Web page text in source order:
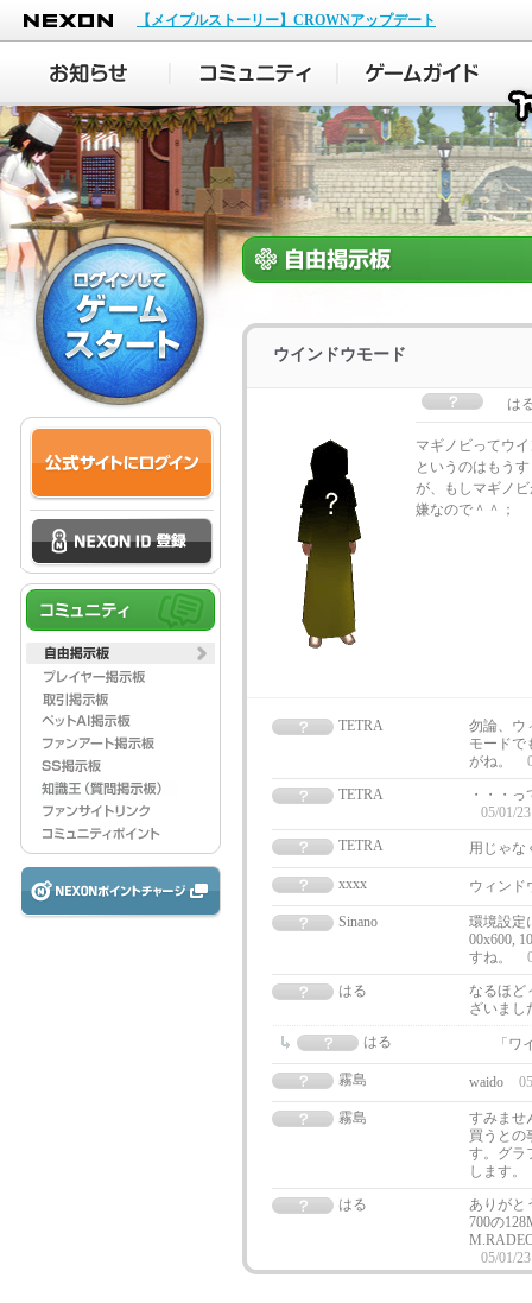
NEXON
【メイプルストーリー】CROWNアップデート
ウインドウモード
は
マギノビってウ
というのはもう
が、もしマギノ
嫌なので＾＾；
TETRA
勿論、ウ
モードで
がね。
TETRA
・・・
05/01/
TETRA
用じゃな
xxxx ウィンド
Sinano
環境設定
00x600,
すね。
はる
なるほど
ざいまし
はる
「
霧島 waido
霧島
すみませ
買うとの
す。グラ
します。
はる
ありがと
700の
05/01/